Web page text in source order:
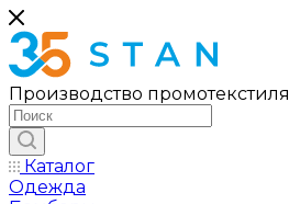
Производство промотекстиля
Каталог
Одежда